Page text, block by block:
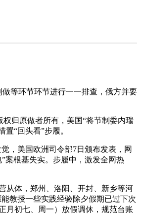
等环节环节进行一一排查，俄方并要
归原做者所有，美国“将节制委内瑞
“回头看”步履。
，美国欧洲司令部7日颁布发表，网
案根基失实。步履中，激发全网热
从体，郑州、洛阳、开封、新乡等河
教授一些实践经验除夕假期已过下次
月初七、周一）放假调休，规范台账